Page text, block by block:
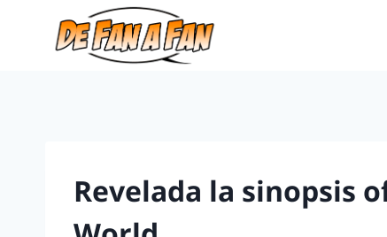
Revelada la sinopsis